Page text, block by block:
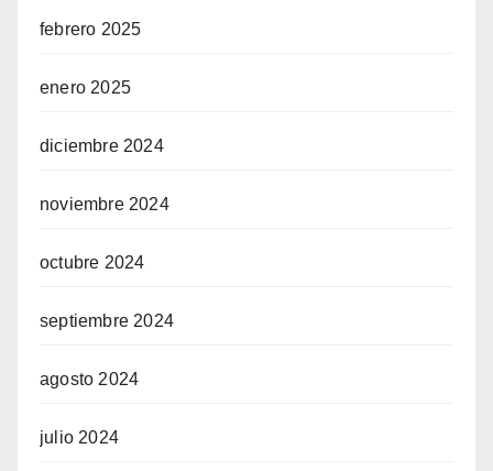
febrero 2025
enero 2025
diciembre 2024
noviembre 2024
octubre 2024
septiembre 2024
agosto 2024
julio 2024